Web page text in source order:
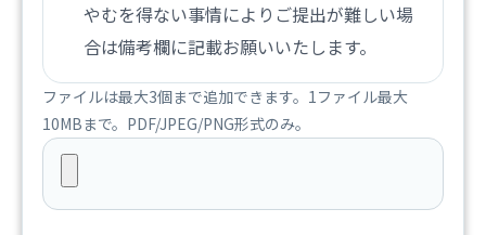
やむを得ない事情によりご提出が難しい場
合は備考欄に記載お願いいたします。
ファイルは最大3個まで追加できます。1ファイル最大
10MBまで。PDF/JPEG/PNG形式のみ。